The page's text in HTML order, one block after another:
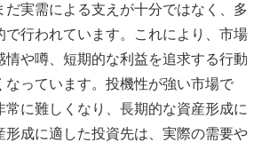
だ実需による支えが十分ではなく、多
で行われています。これにより、市場
情や噂、短期的な利益を追求する行動
なっています。投機性が強い市場で
常に難しくなり、長期的な資産形成に
形成に適した投資先は、実際の需要や